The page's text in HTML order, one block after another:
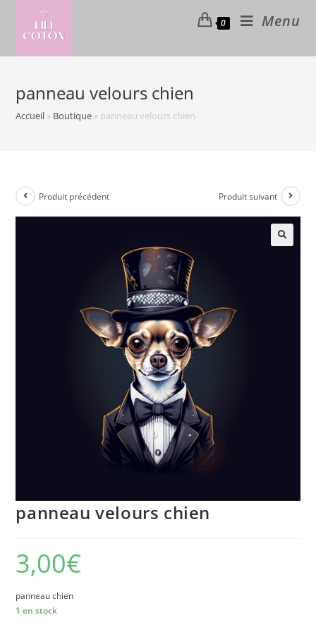
content
0 Menu
panneau velours chien
Accueil » Boutique » panneau velours chien
Produit précédent Produit suivant
panneau velours chien
3,00€
panneau chien
1 en stock